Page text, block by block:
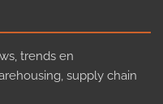
trends en
supply chain